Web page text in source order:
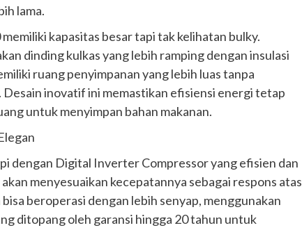
lama.
kapasitas besar tapi tak kelihatan bulky.
dinding kulkas yang lebih ramping dengan insulasi
ruang penyimpanan yang lebih luas tanpa
inovatif ini memastikan efisiensi energi tetap
untuk menyimpan bahan makanan.
dengan Digital Inverter Compressor yang efisien dan
menyesuaikan kecepatannya sebagai respons atas
beroperasi dengan lebih senyap, menggunakan
ditopang oleh garansi hingga 20 tahun untuk